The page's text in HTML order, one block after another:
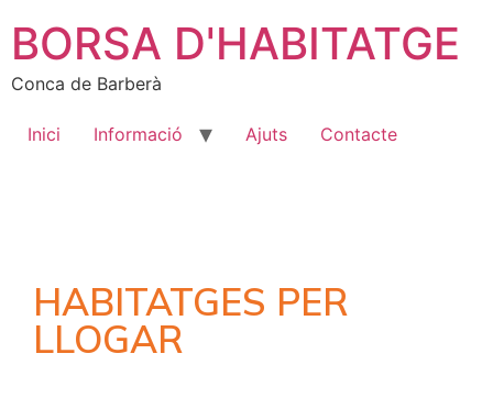
BORSA D'HABITATGE
Conca de Barberà
Inici Informació Ajuts Contacte
HABITATGES PER
LLOGAR